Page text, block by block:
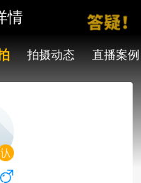
情
拍摄动态 直播案例